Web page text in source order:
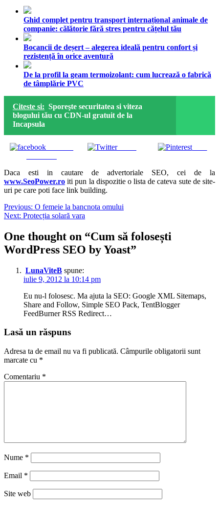
Ghid complet pentru transport internațional animale de
companie: călătorie fără stres pentru cățelul tău
Bocancii de deșert – alegerea ideală pentru confort și
rezistență în orice aventură
De la profil la geam termoizolant: cum lucrează o fabrică
de tâmplărie PVC
Citeste si: Sporeşte securitatea si viteza
blogului tău cu CDN-ul gratuit de la
Incapsula
Tweet Save
Daca esti in cautare de advertoriale SEO, cei de la
www.SeoPower.ro iti pun la dispozitie o lista de cateva sute de site-
uri pe care poti face link building.
Navigare
în
articole
Previous: O femeie la bancnota omului
Next: Protecția solară vara
One thought on “Cum să folosești
WordPress SEO by Yoast”
LunaViteB spune:
iulie 9, 2012 la 10:14 pm
Eu nu-l folosesc. Ma ajuta la SEO: Google XML Sitemaps,
Share and Follow, Simple SEO Pack, TentBlogger
FeedBurner RSS Redirect…
Lasă un răspuns
Adresa ta de email nu va fi publicată. Câmpurile obligatorii sunt
marcate cu *
Comentariu *
Nume *
Email *
Site web